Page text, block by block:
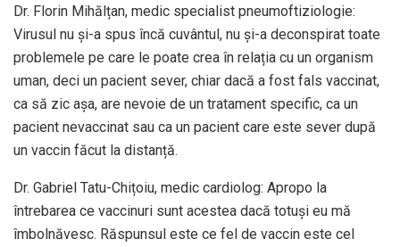
Dr. Florin Mihălțan, medic specialist pneumoftiziologie:
Virusul nu și-a spus încă cuvântul, nu și-a deconspirat toate
problemele pe care le poate crea în relația cu un organism
uman, deci un pacient sever, chiar dacă a fost fals vaccinat,
ca să zic așa, are nevoie de un tratament specific, ca un
pacient nevaccinat sau ca un pacient care este sever după
un vaccin făcut la distanță.
Dr. Gabriel Tatu-Chițoiu, medic cardiolog: Apropo la
întrebarea ce vaccinuri sunt acestea dacă totuși eu mă
îmbolnăvesc. Răspunsul este ce fel de vaccin este cel